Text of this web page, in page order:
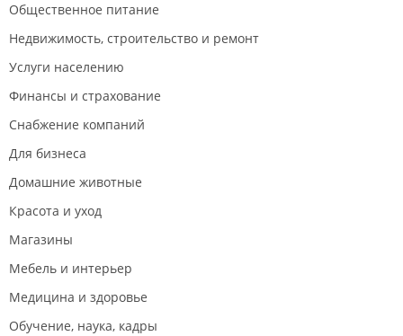
Общественное питание
Недвижимость, строительство и ремонт
Услуги населению
Финансы и страхование
Снабжение компаний
Для бизнеса
Домашние животные
Красота и уход
Магазины
Мебель и интерьер
Медицина и здоровье
Обучение, наука, кадры